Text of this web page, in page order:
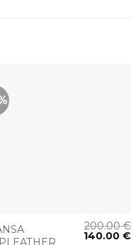
200.00€
140.00€